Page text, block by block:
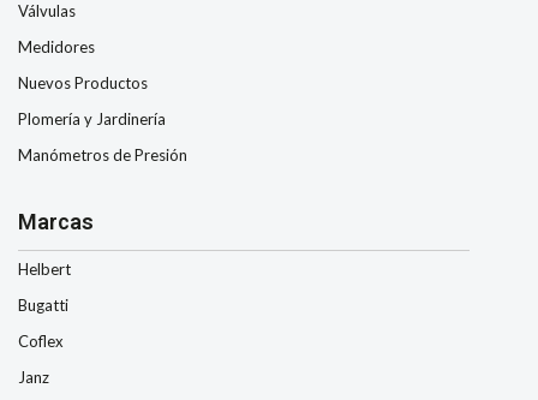
Válvulas
Medidores
Nuevos Productos
Plomería y Jardinería
Manómetros de Presión
Marcas
Helbert
Bugatti
Coflex
Janz